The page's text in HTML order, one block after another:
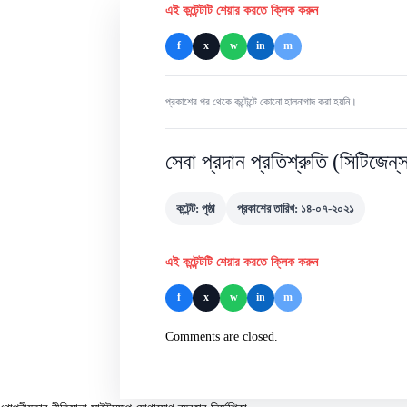
এই কন্টেন্টটি শেয়ার করতে ক্লিক করুন
f x w in m
প্রকাশের পর থেকে কন্টেন্টে কোনো হালনাগাদ করা হয়নি।
সেবা প্রদান প্রতিশ্রুতি (সিটিজেন্‌স
কন্টেন্ট: পৃষ্ঠা প্রকাশের তারিখ: ১৪-০৭-২০২১
এই কন্টেন্টটি শেয়ার করতে ক্লিক করুন
f x w in m
Comments are closed.